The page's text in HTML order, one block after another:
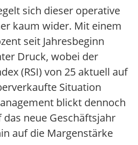
sich dieser operative
kaum wider. Mit einem
seit Jahresbeginn
Druck, wobei der
(RSI) von 25 aktuell auf
Situation
blickt dennoch
neue Geschäftsjahr
auf die Margenstärke